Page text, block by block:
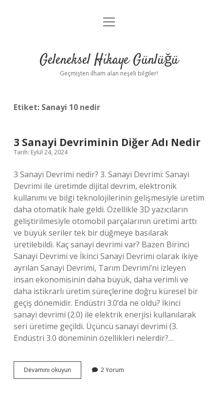
Anasayfa
Yasal Uyarı
menüyü
Geleneksel Hikaye Günlüğü
Geçmişten ilham alan neşeli bilgiler!
Etiket: Sanayi 10 nedir
3 Sanayi Devriminin Diğer Adı Nedir
Tarih: Eylül 24, 2024
3 Sanayi Devrimi nedir? 3. Sanayi Devrimi: Sanayi
Devrimi ile üretimde dijital devrim, elektronik
kullanımı ve bilgi teknolojilerinin gelişmesiyle üretim
daha otomatik hale geldi. Özellikle 3D yazıcıların
geliştirilmesiyle otomobil parçalarının üretimi arttı
ve büyük seriler tek bir düğmeye basılarak
üretilebildi. Kaç sanayi devrimi var? Bazen Birinci
Sanayi Devrimi ve İkinci Sanayi Devrimi olarak ikiye
ayrılan Sanayi Devrimi, Tarım Devrimi’ni izleyen
insan ekonomisinin daha büyük, daha verimli ve
daha istikrarlı üretim süreçlerine doğru küresel bir
geçiş dönemidir. Endüstri 3.0’da ne oldu? İkinci
sanayi devrimi (2.0) ile elektrik enerjisi kullanılarak
seri üretime geçildi. Üçüncü sanayi devrimi (3.
Endüstri 3.0 döneminin özellikleri nelerdir?…
Devamını okuyun
Sanayi
2 Yorum